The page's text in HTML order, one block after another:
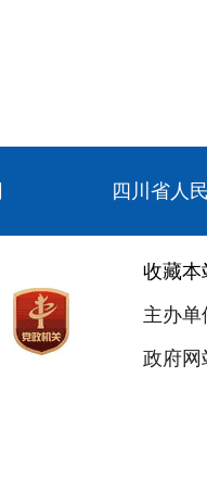
四川省人
收藏本
主办
政府网